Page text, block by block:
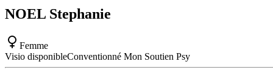
NOEL Stephanie
Femme
Visio disponibleConventionné Mon Soutien Psy